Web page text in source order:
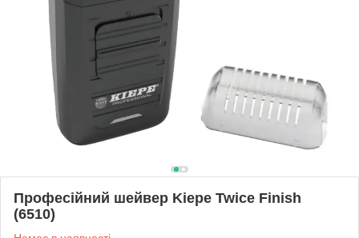
Професійний шейвер Kiepe Twice Finish
(6510)